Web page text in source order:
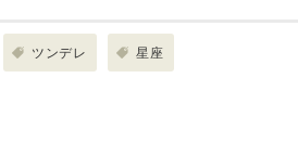
ツンデレ 星座